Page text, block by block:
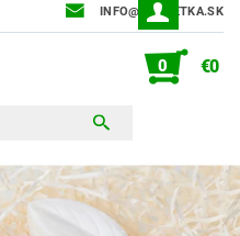
INFO@EKONETKA.SK
0 €0